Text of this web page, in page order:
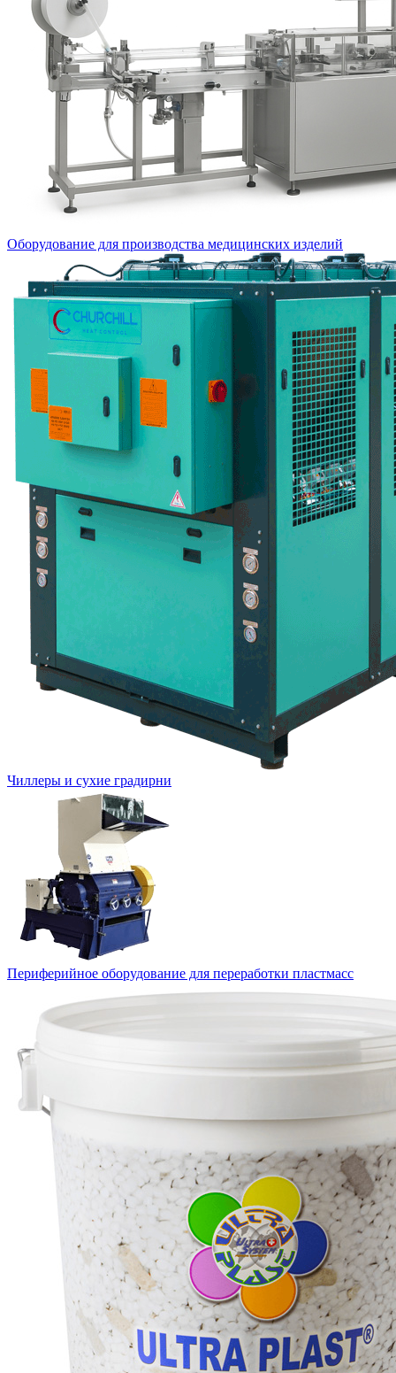
Оборудование для производства медицинских изделий
Чиллеры и сухие градирни
Периферийное оборудование для переработки пластмасс